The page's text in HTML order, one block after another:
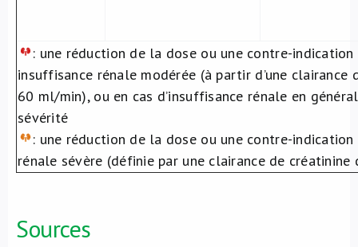
: une réduction de la dose ou une contre-indication
insuffisance rénale modérée (à partir d’une
60 ml/min), ou en cas d’insuffisance rénale en
sévérité
: une réduction de la dose ou une contre-indication
rénale sévère (définie par une clairance de
Sources